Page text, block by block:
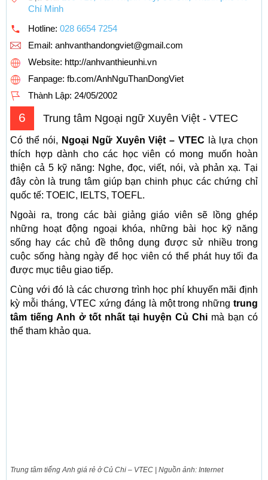
Chí Minh
Hotline: 028 6654 7254
Email: anhvanthandongviet@gmail.com
Website: http://anhvanthieunhi.vn
Fanpage: fb.com/AnhNguThanDongViet
Thành Lập: 24/05/2002
6 Trung tâm Ngoại ngữ Xuyên Việt - VTEC
Có thể nói, Ngoại Ngữ Xuyên Việt – VTEC là lựa chọn
thích hợp dành cho các học viên có mong muốn hoàn
thiện cả 5 kỹ năng: Nghe, đọc, viết, nói, và phản xạ. Tại
đây còn là trung tâm giúp bạn chinh phục các chứng chỉ
quốc tế: TOEIC, IELTS, TOEFL.
Ngoài ra, trong các bài giảng giáo viên sẽ lồng ghép
những hoạt động ngoại khóa, những bài học kỹ năng
sống hay các chủ đề thông dụng được sử nhiều trong
cuộc sống hàng ngày để học viên có thể phát huy tối đa
được mục tiêu giao tiếp.
Cùng với đó là các chương trình học phí khuyến mãi định
kỳ mỗi tháng, VTEC xứng đáng là một trong những trung
tâm tiếng Anh ở tốt nhất tại huyện Củ Chi mà bạn có
thể tham khảo qua.
Trung tâm tiếng Anh giá rẻ ở Củ Chi – VTEC | Nguồn ảnh: Internet